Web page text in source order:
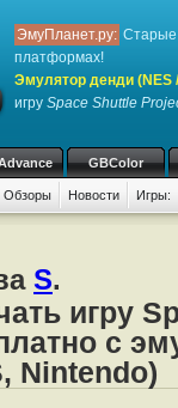
ЭмуПланет.ру: Старые
платформах!
Эмулятор денди (NES
игру Space Shuttle
GBColor
Обзоры Новости Игры:
S.
игру
с
Nintendo)